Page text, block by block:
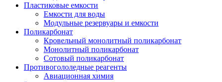
Пластиковые емкости
Емкости для воды
Модульные резервуары и емкости
Поликарбонат
Кровельный монолитный поликарбонат
Монолитный поликарбонат
Сотовый поликарбонат
Противогололедные реагенты
Авиационная химия